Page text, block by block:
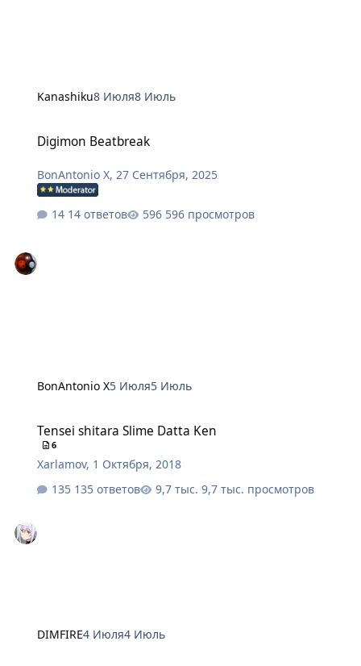
Kanashiku8 Июля8 Июль
Digimon Beatbreak
BonAntonio X,27 Сентября, 2025
14 ответов 596 просмотров
BonAntonio X5 Июля5 Июль
Tensei shitara Slime Datta Ken
6
Xarlamov, 1 Октября, 2018
135 ответов
9,7 тыс. просмотров
DIMFIRE4 Июля4 Июль